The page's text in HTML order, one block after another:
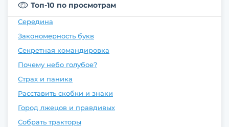
Топ-10 по просмотрам
Середина
Закономерность букв
Секретная командировка
Почему небо голубое?
Страх и паника
Расставить скобки и знаки
Город лжецов и правдивых
Собрать тракторы